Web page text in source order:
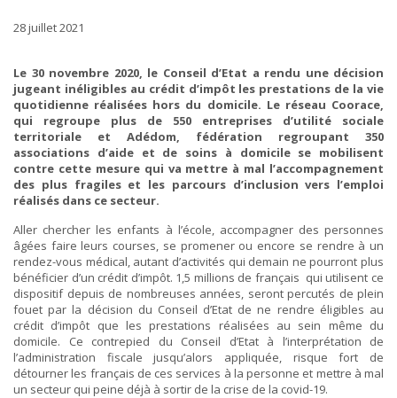
28 juillet 2021
Le 30 novembre 2020, le Conseil d’Etat a rendu une décision
jugeant inéligibles au crédit d’impôt les prestations de la vie
quotidienne réalisées hors du domicile. Le réseau Coorace,
qui regroupe plus de 550 entreprises d’utilité sociale
territoriale et Adédom, fédération regroupant 350
associations d’aide et de soins à domicile se mobilisent
contre cette mesure qui va mettre à mal l’accompagnement
des plus fragiles et les parcours d’inclusion vers l’emploi
réalisés dans ce secteur.
Aller chercher les enfants à l’école, accompagner des personnes
âgées faire leurs courses, se promener ou encore se rendre à un
rendez-vous médical, autant d’activités qui demain ne pourront plus
bénéficier d’un crédit d’impôt. 1,5 millions de français qui utilisent ce
dispositif depuis de nombreuses années, seront percutés de plein
fouet par la décision du Conseil d’Etat de ne rendre éligibles au
crédit d’impôt que les prestations réalisées au sein même du
domicile. Ce contrepied du Conseil d’Etat à l’interprétation de
l’administration fiscale jusqu’alors appliquée, risque fort de
détourner les français de ces services à la personne et mettre à mal
un secteur qui peine déjà à sortir de la crise de la covid-19.